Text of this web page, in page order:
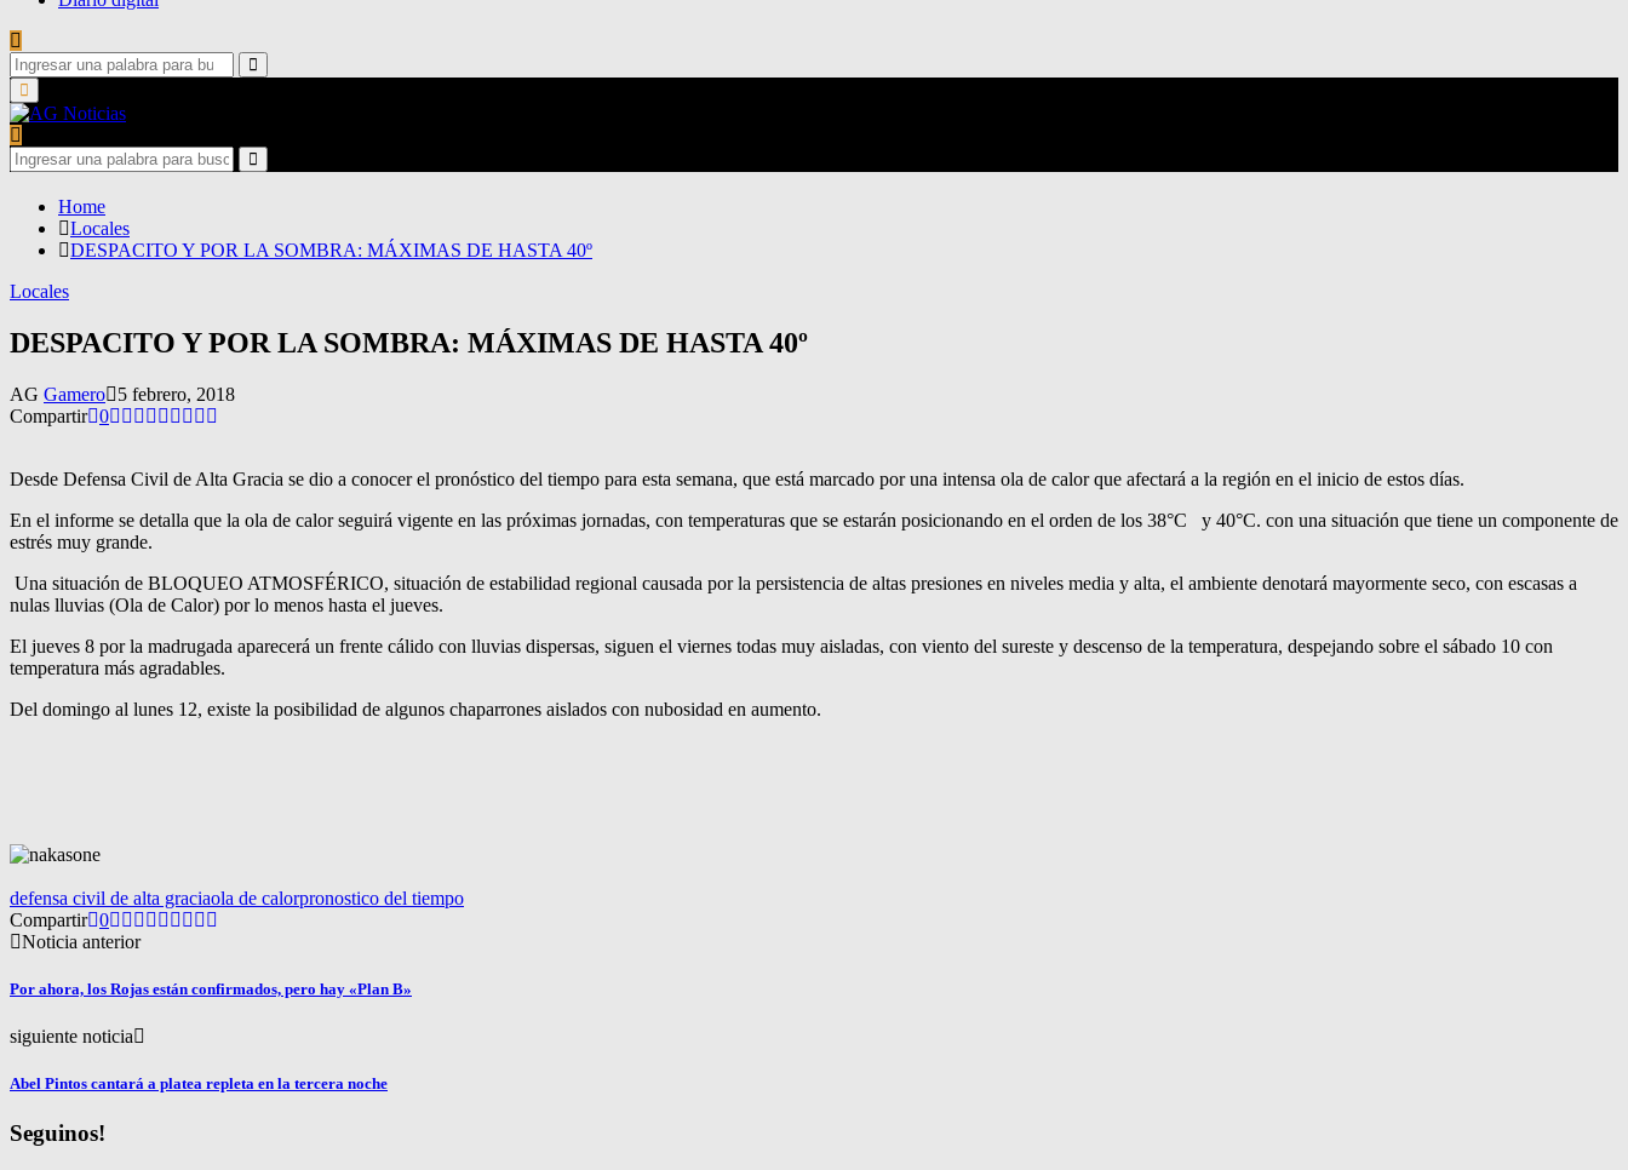
Search
for:
Search
Primary
Menu
Search
for:
Search
Home
Locales
DESPACITO Y POR LA SOMBRA: MÁXIMAS DE HASTA 40º
Locales
DESPACITO Y POR LA SOMBRA: MÁXIMAS DE HASTA 40º
AG Gamero
5 febrero, 2018
Compartir 0
Desde Defensa Civil de Alta Gracia se dio a conocer el pronóstico del tiempo para esta semana, que está marcado por una intensa ola de calor que afectará a la región en el inicio de estos días.
En el informe se detalla que la ola de calor seguirá vigente en las próximas jornadas, con temperaturas que se estarán posicionando en el orden de los 38°C
y 40°C. con una situación que tiene un componente de
estrés muy grande.
Una situación de BLOQUEO ATMOSFÉRICO, situación de estabilidad regional causada por la persistencia de altas presiones en niveles media y alta, el ambiente denotará mayormente seco, con escasas a
nulas lluvias (Ola de Calor) por lo menos hasta el jueves.
El jueves 8 por la madrugada aparecerá un frente cálido con lluvias dispersas, siguen el viernes todas muy aisladas, con viento del sureste y descenso de la temperatura, despejando sobre el sábado 10 con
temperatura más agradables.
Del domingo al lunes 12, existe la posibilidad de algunos chaparrones aislados con nubosidad en aumento.
defensa civil de alta graciaola de calorpronostico del tiempo
Compartir 0
Noticia anterior
Por ahora, los Rojas están confirmados, pero hay «Plan B»
siguiente noticia
Abel Pintos cantará a platea repleta en la tercera noche
Seguinos!